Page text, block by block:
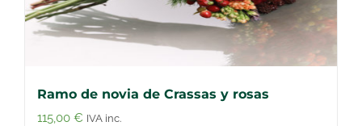
Ramo de novia de Crassas y rosas
115,00 € IVA inc.